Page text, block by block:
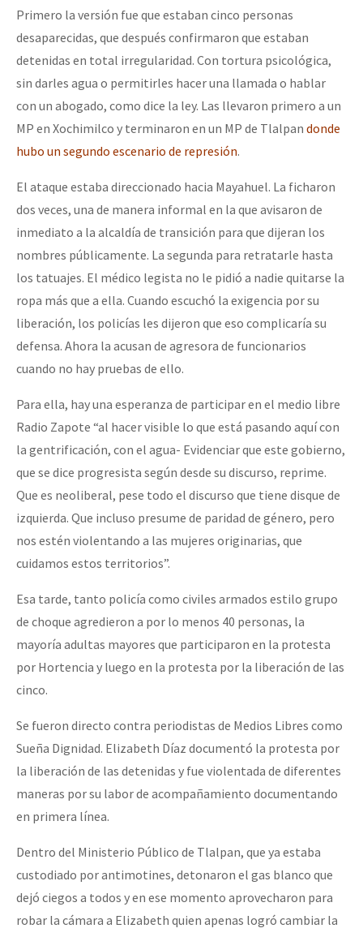
Primero la versión fue que estaban cinco personas
desaparecidas, que después confirmaron que estaban
detenidas en total irregularidad. Con tortura psicológica,
sin darles agua o permitirles hacer una llamada o hablar
con un abogado, como dice la ley. Las llevaron primero a un
MP en Xochimilco y terminaron en un MP de Tlalpan donde
hubo un segundo escenario de represión.
El ataque estaba direccionado hacia Mayahuel. La ficharon
dos veces, una de manera informal en la que avisaron de
inmediato a la alcaldía de transición para que dijeran los
nombres públicamente. La segunda para retratarle hasta
los tatuajes. El médico legista no le pidió a nadie quitarse la
ropa más que a ella. Cuando escuchó la exigencia por su
liberación, los policías les dijeron que eso complicaría su
defensa. Ahora la acusan de agresora de funcionarios
cuando no hay pruebas de ello.
Para ella, hay una esperanza de participar en el medio libre
Radio Zapote “al hacer visible lo que está pasando aquí con
la gentrificación, con el agua- Evidenciar que este gobierno,
que se dice progresista según desde su discurso, reprime.
Que es neoliberal, pese todo el discurso que tiene disque de
izquierda. Que incluso presume de paridad de género, pero
nos estén violentando a las mujeres originarias, que
cuidamos estos territorios”.
Esa tarde, tanto policía como civiles armados estilo grupo
de choque agredieron a por lo menos 40 personas, la
mayoría adultas mayores que participaron en la protesta
por Hortencia y luego en la protesta por la liberación de las
cinco.
Se fueron directo contra periodistas de Medios Libres como
Sueña Dignidad. Elizabeth Díaz documentó la protesta por
la liberación de las detenidas y fue violentada de diferentes
maneras por su labor de acompañamiento documentando
en primera línea.
Dentro del Ministerio Público de Tlalpan, que ya estaba
custodiado por antimotines, detonaron el gas blanco que
dejó ciegos a todos y en ese momento aprovecharon para
robar la cámara a Elizabeth quien apenas logró cambiar la